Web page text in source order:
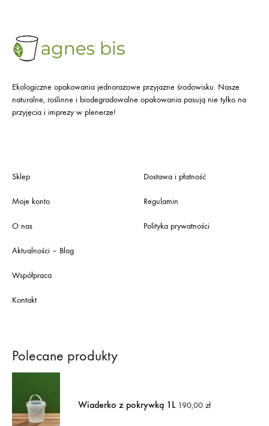
Ekologiczne opakowania jednorazowe przyjazne środowisku. Nasze
naturalne, roślinne i biodegradowalne opakowania pasują nie tylko na
przyjęcia i imprezy w plenerze!
Sklep
Moje konto
O nas
Aktualności – Blog
Współpraca
Kontakt
Dostawa i płatność
Regulamin
Polityka prywatności
Polecane produkty
Wiaderko z pokrywką 1L 190,00 zł